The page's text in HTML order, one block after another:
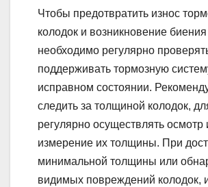
Чтобы предотвратить износ
колодок и возникновение
необходимо регулярно
поддерживать тормозную
исправном состоянии.
следить за толщиной колодок,
регулярно осуществлять осмотр
измерение их толщины. При
минимальной толщины или
видимых повреждений колодок,